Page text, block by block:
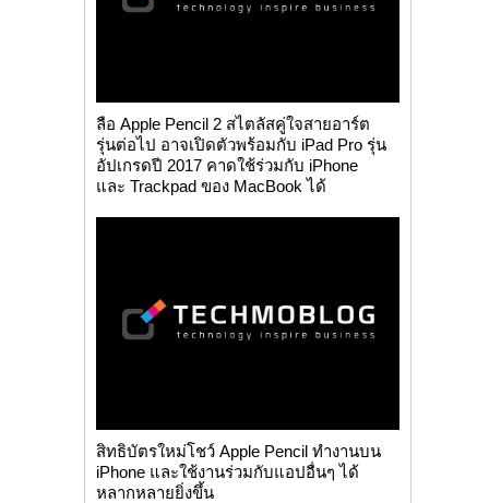
ลือ Apple Pencil 2 สไตลัสคู่ใจสายอาร์ต
รุ่นต่อไป อาจเปิดตัวพร้อมกับ iPad Pro รุ่น
อัปเกรดปี 2017 คาดใช้ร่วมกับ iPhone
และ Trackpad ของ MacBook ได้
สิทธิบัตรใหม่โชว์ Apple Pencil ทำงานบน
iPhone และใช้งานร่วมกับแอปอื่นๆ ได้
หลากหลายยิ่งขึ้น